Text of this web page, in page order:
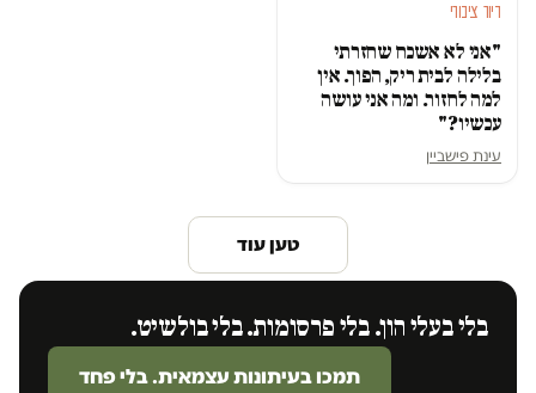
דיור ציבורי
"אני לא אשכח שחזרתי
בלילה לבית ריק, הפוך. אין
למה לחזור. ומה אני עושה
עכשיו?"
עינת פישביין
טען עוד
בלי בעלי הון. בלי פרסומות. בלי בולשיט.
תמכו בעיתונות עצמאית. בלי פחד